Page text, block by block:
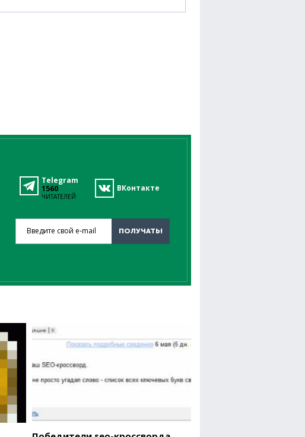
Telegram
1560
ЧИТАТЕЛЕЙ
ВКонтакте
Введите свой e-mail
ПОЛУЧАТЬ!